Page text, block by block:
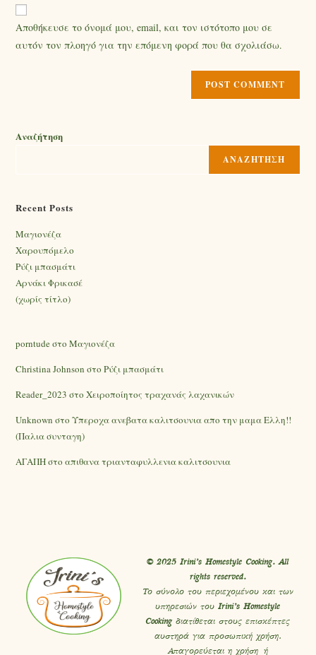
Αποθήκευσε το όνομά μου, email, και τον ιστότοπο μου σε
αυτόν τον πλοηγό για την επόμενη φορά που θα σχολιάσω.
Αναζήτηση
ΑΝΑΖΉΤΗΣΗ
Recent Posts
Mαγιονέζα
Χαρουπόμελο
Ρύζι μπασμάτι
Αρνάκι Φρικασέ
(χωρίς τίτλο)
porntudeστοMαγιονέζα
Christina Johnson στοΡύζι μπασμάτι
Reader_2023 στοΧειροποίητος τραχανάς λαχανικών
Unknown στοΥπεροχα ανεβατα καλιτσουνια απο την μαμα Ελλη!!
(Παλια συνταγη)
ΑΓΑΠΗστοαπιθανα τριανταφυλλενια καλιτσουνια
© 2025 Irini’s Homestyle Cooking. All
rights reserved.
Το σύνολο του περιεχομένου και των
υπηρεσιών τουIrini’s Homestyle
Cookingδιατίθεται στους επισκέπτες
αυστηρά για προσωπική χρήση.
Απαγορεύεται η χρήση ή